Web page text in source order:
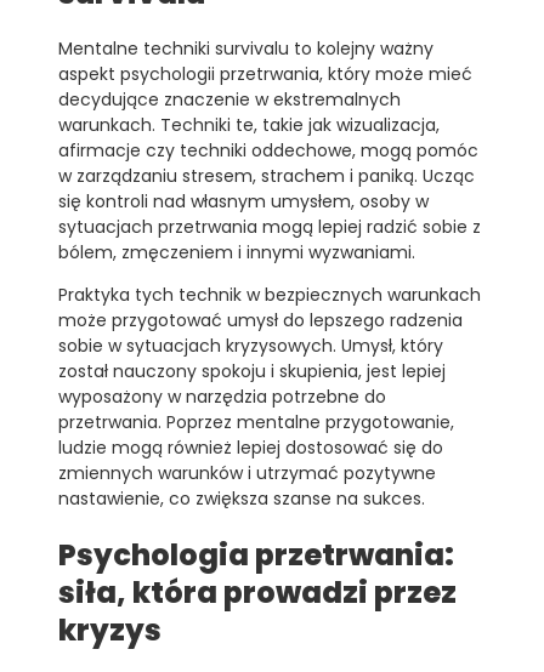
Mentalne techniki survivalu to kolejny ważny
aspekt psychologii przetrwania, który może mieć
decydujące znaczenie w ekstremalnych
warunkach. Techniki te, takie jak wizualizacja,
afirmacje czy techniki oddechowe, mogą pomóc
w zarządzaniu stresem, strachem i paniką. Ucząc
się kontroli nad własnym umysłem, osoby w
sytuacjach przetrwania mogą lepiej radzić sobie z
bólem, zmęczeniem i innymi wyzwaniami.
Praktyka tych technik w bezpiecznych warunkach
może przygotować umysł do lepszego radzenia
sobie w sytuacjach kryzysowych. Umysł, który
został nauczony spokoju i skupienia, jest lepiej
wyposażony w narzędzia potrzebne do
przetrwania. Poprzez mentalne przygotowanie,
ludzie mogą również lepiej dostosować się do
zmiennych warunków i utrzymać pozytywne
nastawienie, co zwiększa szanse na sukces.
Psychologia przetrwania:
siła, która prowadzi przez
kryzys